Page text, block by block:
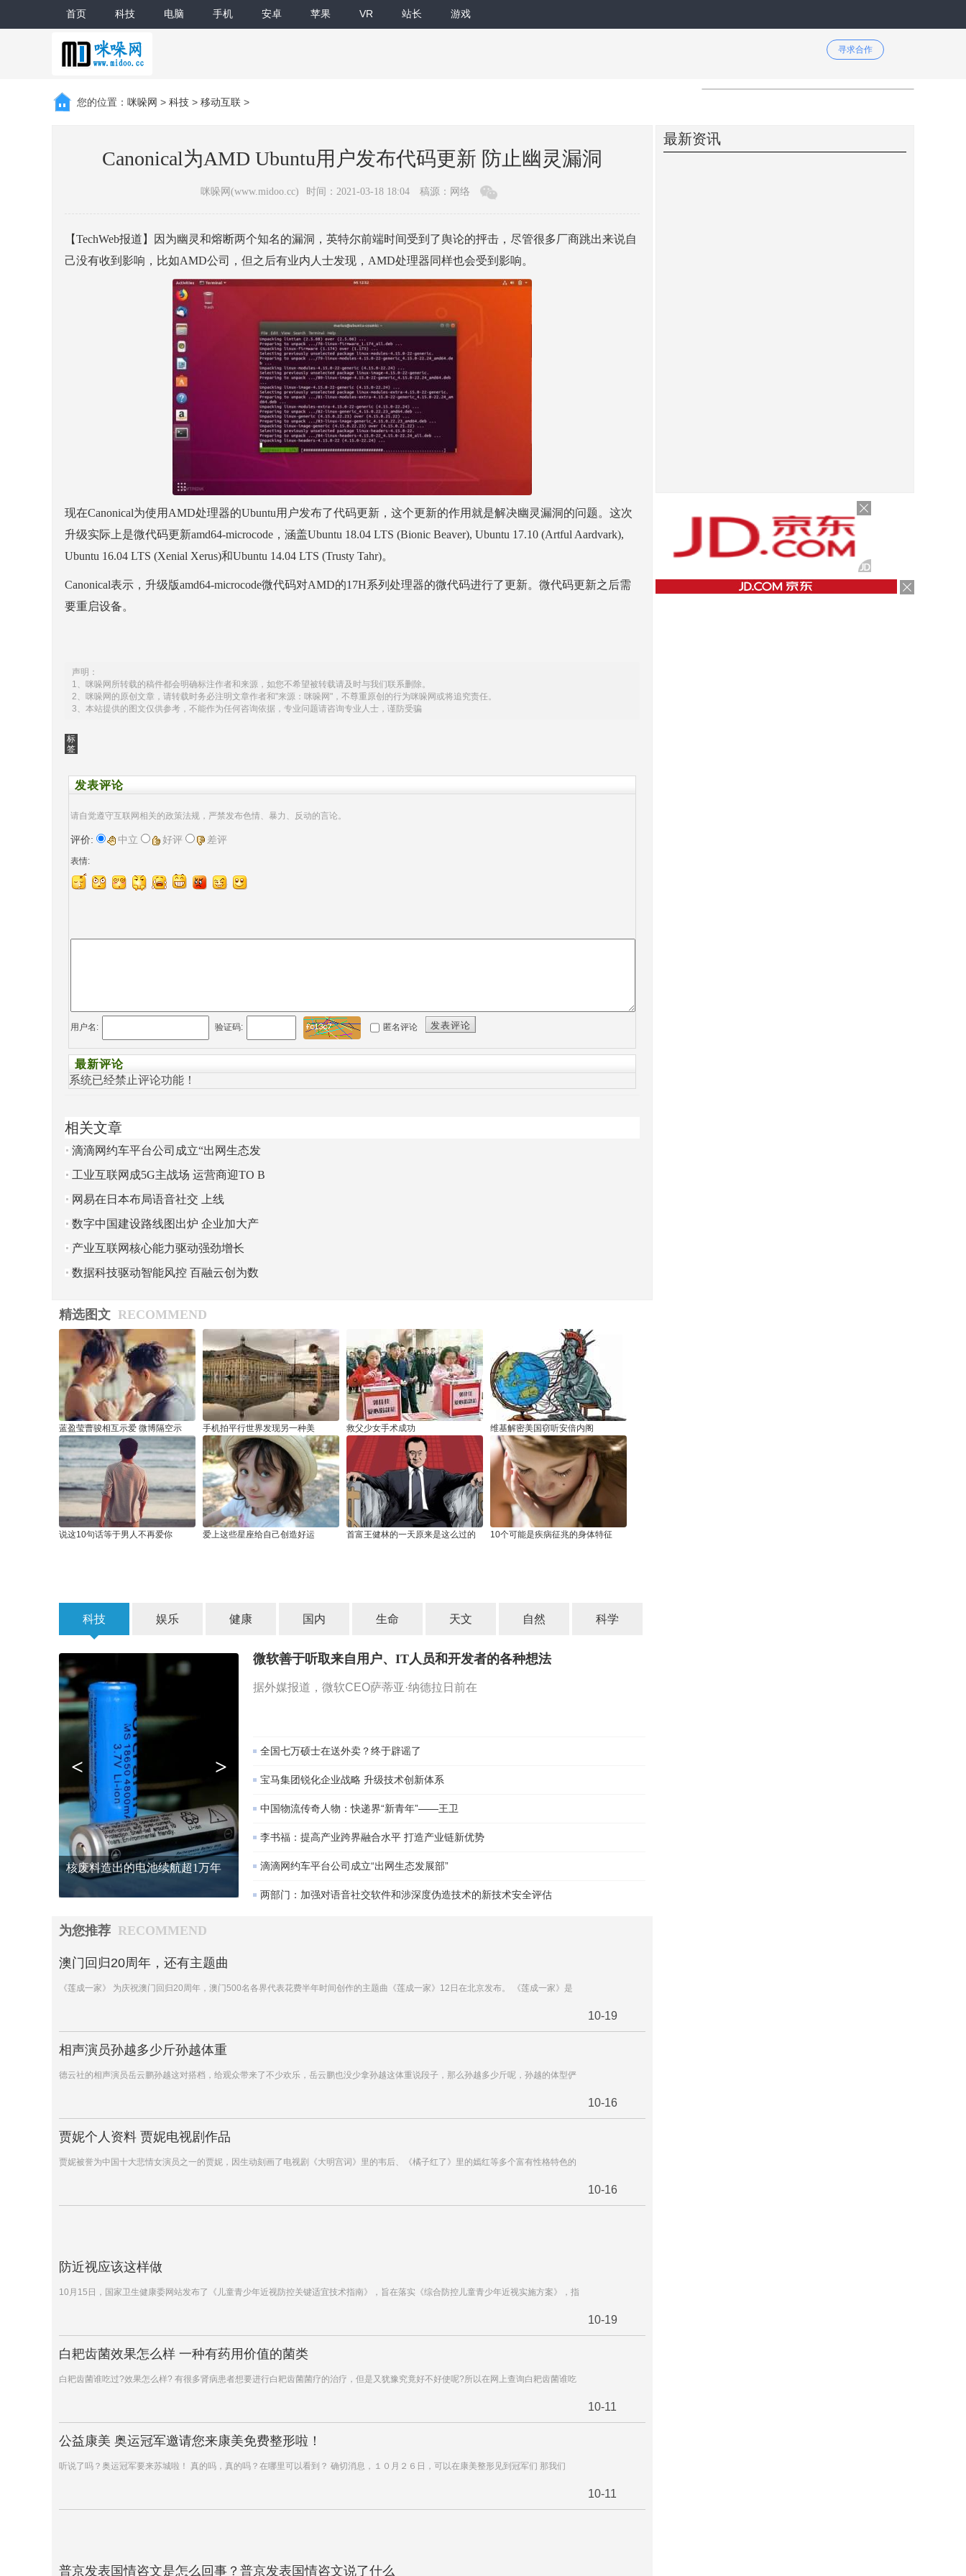
首页 科技 电脑 手机 安卓 苹果 VR 站长 游戏
寻求合作
您的位置： 咪哚网 > 科技 > 移动互联 >
Canonical为AMD Ubuntu用户发布代码更新 防止幽灵漏洞
咪哚网(www.midoo.cc) 时间：2021-03-18 18:04 稿源：网络
【TechWeb报道】因为幽灵和熔断两个知名的漏洞，英特尔前端时间受到了舆论的抨击，尽管很多厂商跳出来说自
己没有收到影响，比如AMD公司，但之后有业内人士发现，AMD处理器同样也会受到影响。
现在Canonical为使用AMD处理器的Ubuntu用户发布了代码更新，这个更新的作用就是解决幽灵漏洞的问题。这次
升级实际上是微代码更新amd64-microcode，涵盖Ubuntu 18.04 LTS (Bionic Beaver), Ubuntu 17.10 (Artful Aardvark),
Ubuntu 16.04 LTS (Xenial Xerus)和Ubuntu 14.04 LTS (Trusty Tahr)。
Canonical表示，升级版amd64-microcode微代码对AMD的17H系列处理器的微代码进行了更新。微代码更新之后需
要重启设备。
声明：
1、咪哚网所转载的稿件都会明确标注作者和来源，如您不希望被转载请及时与我们联系删除。
2、咪哚网的原创文章，请转载时务必注明文章作者和"来源：咪哚网"，不尊重原创的行为咪哚网或将追究责任。
3、本站提供的图文仅供参考，不能作为任何咨询依据，专业问题请咨询专业人士，谨防受骗
标
签
发表评论
请自觉遵守互联网相关的政策法规，严禁发布色情、暴力、反动的言论。
评价: 中立 好评 差评
表情:
用户名: 验证码: 匿名评论 发表评论
最新评论
系统已经禁止评论功能！
相关文章
滴滴网约车平台公司成立“出网生态发
展部”
工业互联网成5G主战场 运营商迎TO B
转型机遇期
网易在日本布局语音社交 上线
App“KUMOO”
数字中国建设路线图出炉 企业加大产
业数字化布局
产业互联网核心能力驱动强劲增长
数据科技驱动智能风控 百融云创为数
精选图文 RECOMMEND
蓝盈莹曹骏相互示爱 微博隔空示 手机拍平行世界发现另一种美 救父少女手术成功 维基解密美国窃听安倍内阁
说这10句话等于男人不再爱你 爱上这些星座给自己创造好运 首富王健林的一天原来是这么过的 10个可能是疾病征兆的身体特征
科技 娱乐 健康 国内 生命 天文 自然 科学
月球大型多环盆地成因：或因天
< >
微软善于听取来自用户、IT人员和开发者的各种想法
据外媒报道，微软CEO萨蒂亚·纳德拉日前在
全国七万硕士在送外卖？终于辟谣了
宝马集团锐化企业战略 升级技术创新体系
中国物流传奇人物：快递界“新青年”——王卫
李书福：提高产业跨界融合水平 打造产业链新优势
滴滴网约车平台公司成立“出网生态发展部”
两部门：加强对语音社交软件和涉深度伪造技术的新技术安全评估
为您推荐 RECOMMEND
澳门回归20周年，还有主题曲
《莲成一家》 为庆祝澳门回归20周年，澳门500名各界代表花费半年时间创作的主题曲《莲成一家》12日在北京发布。 《莲成一家》是
10-19
相声演员孙越多少斤孙越体重
德云社的相声演员岳云鹏孙越这对搭档，给观众带来了不少欢乐，岳云鹏也没少拿孙越这体重说段子，那么孙越多少斤呢，孙越的体型俨
10-16
贾妮个人资料 贾妮电视剧作品
贾妮被誉为中国十大悲情女演员之一的贾妮，因生动刻画了电视剧《大明宫词》里的韦后、《橘子红了》里的嫣红等多个富有性格特色的
10-16
防近视应该这样做
10月15日，国家卫生健康委网站发布了《儿童青少年近视防控关键适宜技术指南》，旨在落实《综合防控儿童青少年近视实施方案》，指
10-19
白耙齿菌效果怎么样 一种有药用价值的菌类
白耙齿菌谁吃过?效果怎么样? 有很多肾病患者想要进行白耙齿菌菌疗的治疗，但是又犹豫究竟好不好使呢?所以在网上查询白耙齿菌谁吃
10-11
公益康美 奥运冠军邀请您来康美免费整形啦！
听说了吗？奥运冠军要来苏城啦！ 真的吗，真的吗？在哪里可以看到？ 确切消息，１０月２６日，可以在康美整形见到冠军们 那我们
10-11
普京发表国情咨文是怎么回事？普京发表国情咨文说了什么
最新资讯